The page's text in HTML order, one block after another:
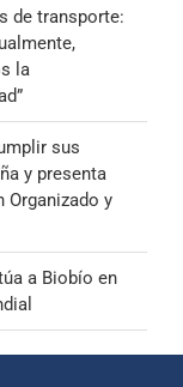
de transporte:
la
sus
y presenta
Organizado y
a Biobío en